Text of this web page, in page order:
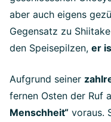
aber auch eigens
Gegensatz zu
den Speisepilzen, er
Aufgrund seiner
fernen Osten der Ruf
Menschheit“ voraus.